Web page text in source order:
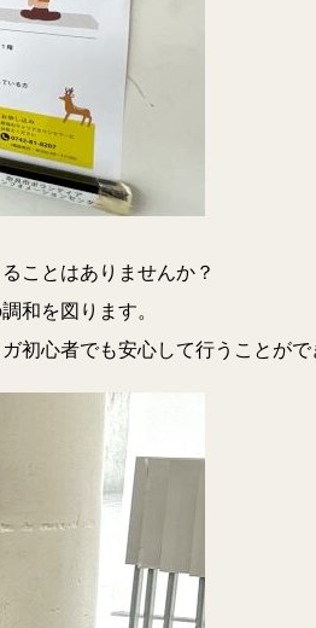
ことはありませんか？
和を図ります。
初心者でも安心して行うことが